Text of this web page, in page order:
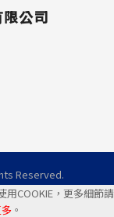
用COOKIE，更多細節請
。
公司
Reserved.